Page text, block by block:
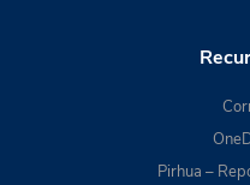
Pirhua –